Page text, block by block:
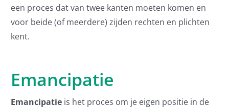
een proces dat van twee kanten moeten komen en
voor beide (of meerdere) zijden rechten en plichten
kent.
Emancipatie
Emancipatie is het proces om je eigen positie in de